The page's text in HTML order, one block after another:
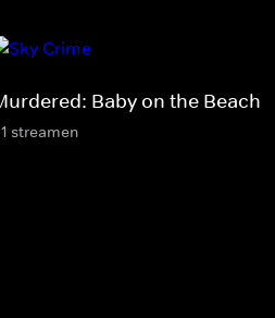
Baby on the Beach
streamen